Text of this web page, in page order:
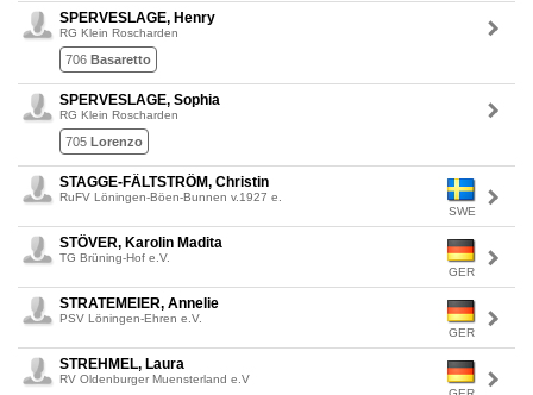
SPERVESLAGE, Henry
RG Klein Roscharden
706 Basaretto
SPERVESLAGE, Sophia
RG Klein Roscharden
705 Lorenzo
SWE
STAGGE-FÄLTSTRÖM, Christin
RuFV Löningen-Böen-Bunnen v.1927 e.
GER
STÖVER, Karolin Madita
TG Brüning-Hof e.V.
GER
STRATEMEIER, Annelie
PSV Löningen-Ehren e.V.
STREHMEL, Laura
RV Oldenburger Muensterland e.V